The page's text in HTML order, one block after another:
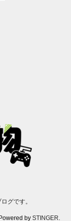
グです。
by STINGER.